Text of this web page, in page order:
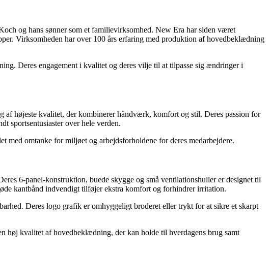
og hans sønner som et familievirksomhed. New Era har siden været
Virksomheden har over 100 års erfaring med produktion af hovedbeklædning
Deres engagement i kvalitet og deres vilje til at tilpasse sig ændringer i
højeste kvalitet, der kombinerer håndværk, komfort og stil. Deres passion for
sportsentusiaster over hele verden.
omtanke for miljøet og arbejdsforholdene for deres medarbejdere.
6-panel-konstruktion, buede skygge og små ventilationshuller er designet til
kantbånd indvendigt tilføjer ekstra komfort og forhindrer irritation.
Deres logo grafik er omhyggeligt broderet eller trykt for at sikre et skarpt
høj kvalitet af hovedbeklædning, der kan holde til hverdagens brug samt